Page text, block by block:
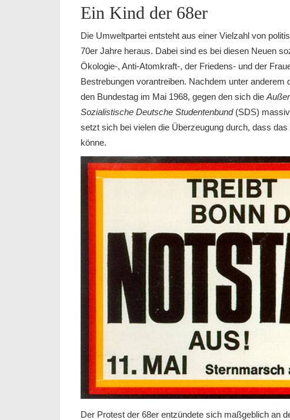
Ein Kind der 68er
Die Umweltpartei entsteht aus einer Vielzahl von
70er Jahre heraus. Dabei sind es bei diesen Neuen
Ökologie-, Anti-Atomkraft-, der Friedens- und der
Bestrebungen vorantreiben. Nachdem unter anderem
den Bundestag im Mai 1968, gegen den sich die
Sozialistische Deutsche Studentenbund(SDS) massiv
setzt sich bei vielen die Überzeugung durch, dass
könne.
Der Protest der 68er entzündete sich maßgeblich an